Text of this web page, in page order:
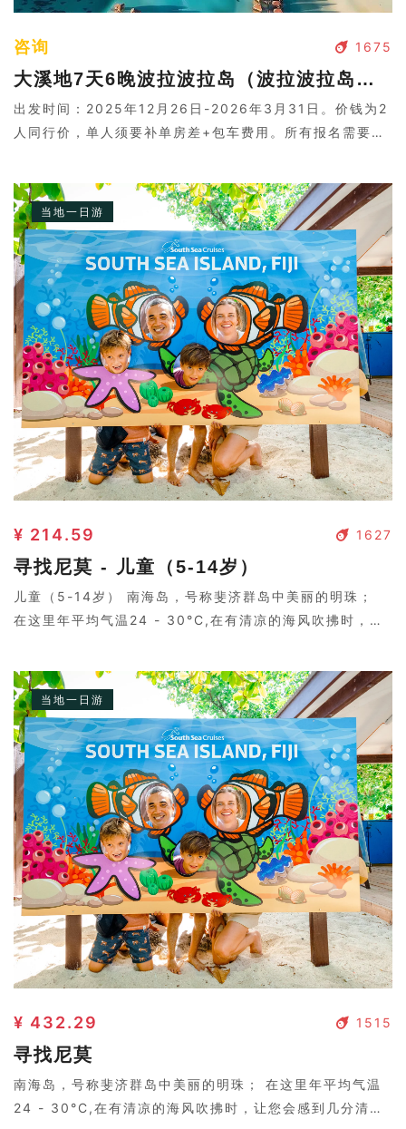
1675
咨询
大溪地7天6晚波拉波拉岛（波拉波拉岛单地接套餐东京起止4+2&5+1）
出发时间：2025年12月26日-2026年3月31日。价钱为2
人同行价，单人须要补单房差+包车费用。所有报名需要二
当地一日游
1627
¥ 214.59
寻找尼莫 - 儿童（5-14岁）
儿童（5-14岁） 南海岛，号称斐济群岛中美丽的明珠；
在这里年平均气温24 - 30°C,在有清凉的海风吹拂时，让
当地一日游
1515
¥ 432.29
寻找尼莫
南海岛，号称斐济群岛中美丽的明珠； 在这里年平均气温
24 - 30°C,在有清凉的海风吹拂时，让您会感到几分清